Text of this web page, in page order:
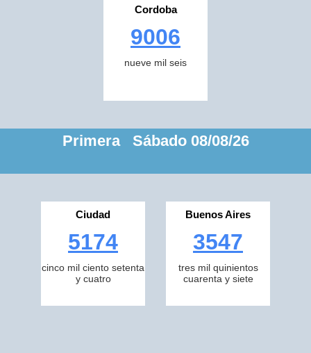
Cordoba
9006
nueve mil seis
Primera Sábado 08/08/26
Ciudad
5174
cinco mil ciento setenta
y cuatro
Buenos Aires
3547
tres mil quinientos
cuarenta y siete